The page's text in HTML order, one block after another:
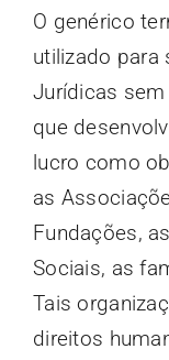
O genérico
utilizado para
Jurídicas
que
lucro como
as
Fundações,
Sociais, as
Tais
direitos